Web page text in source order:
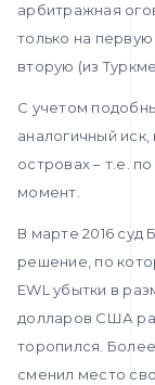
арбитражная
только на
вторую (из
С учетом
аналогичный
островах – т.е.
момент.
В марте 2016 суд
решение, по
EWL убытки в
долларов США
торопился.
сменил место